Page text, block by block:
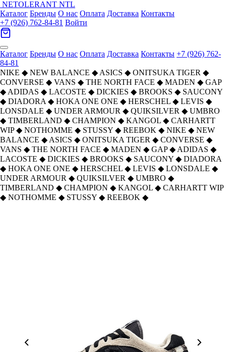
NETOLERANT NTL
Каталог Бренды О нас Оплата Доставка Контакты
+7 (926) 762-84-81 Войти
Каталог Бренды О нас Оплата Доставка Контакты +7 (926) 762-
84-81
NIKE ◆ NEW BALANCE ◆ ASICS ◆ ONITSUKA TIGER ◆
CONVERSE ◆ VANS ◆ THE NORTH FACE ◆ MADEN ◆ GAP
◆ ADIDAS ◆ LACOSTE ◆ DICKIES ◆ BROOKS ◆ SAUCONY
◆ DIADORA ◆ HOKA ONE ONE ◆ HERSCHEL ◆ LEVIS ◆
LONSDALE ◆ UNDER ARMOUR ◆ QUIKSILVER ◆ UMBRO
◆ TIMBERLAND ◆ CHAMPION ◆ KANGOL ◆ CARHARTT
WIP ◆ NOTHOMME ◆ STUSSY ◆ REEBOK ◆ NIKE ◆ NEW
BALANCE ◆ ASICS ◆ ONITSUKA TIGER ◆ CONVERSE ◆
VANS ◆ THE NORTH FACE ◆ MADEN ◆ GAP ◆ ADIDAS ◆
LACOSTE ◆ DICKIES ◆ BROOKS ◆ SAUCONY ◆ DIADORA
◆ HOKA ONE ONE ◆ HERSCHEL ◆ LEVIS ◆ LONSDALE ◆
UNDER ARMOUR ◆ QUIKSILVER ◆ UMBRO ◆
TIMBERLAND ◆ CHAMPION ◆ KANGOL ◆ CARHARTT WIP
◆ NOTHOMME ◆ STUSSY ◆ REEBOK ◆